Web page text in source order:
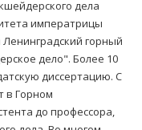
дела
императрицы
Ленинградский горный
дело". Более 10
диссертацию. С
в Горном
до профессора,